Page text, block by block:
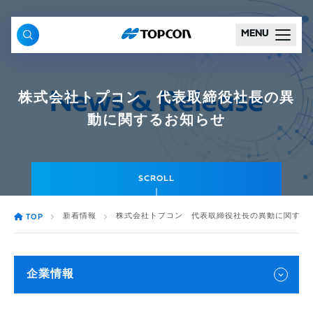
MENU
株式会社トプコン 代表取締役社長の異
動に関するお知らせ
SCROLL
TOP 新着情報 株式会社トプコン 代表取締役社長の異動に関する
企業情報